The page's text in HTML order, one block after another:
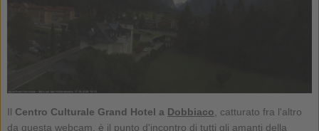
Il Centro Culturale Grand Hotel a Dobbiaco, catturato fra l'altro
da questa webcam, è il punto d'incontro di tutti gli amanti della